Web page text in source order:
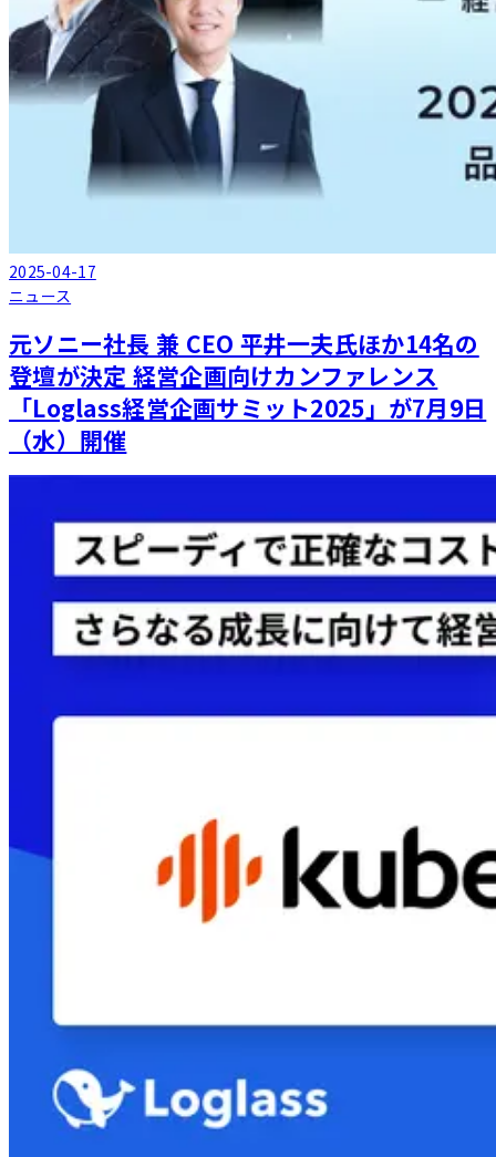
2025-04-17
ニュース
元ソニー社長 兼 CEO 平井一夫氏ほか14名の
登壇が決定 経営企画向けカンファレンス
「Loglass経営企画サミット2025」が7月9日
（水）開催